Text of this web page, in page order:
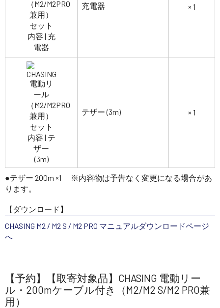
充電器 × 1
テザー (3m) × 1
●テザー 200m ×1 ※内容物は予告なく変更になる場合があ
ります。
【ダウンロード】
CHASING M2 / M2 S / M2 PRO マニュアルダウンロードページ
へ
【予約】【取寄対象品】CHASING 電動リー
ル・200mケーブル付き（M2/M2 S/M2 PRO兼
用）